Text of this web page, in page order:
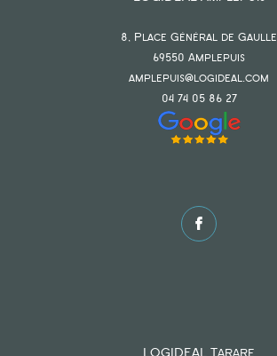
8, Place Général de Gaulle
69550 amplepuis
amplepuis@logideal.com
04 74 05 86 27
LOGIDEAL Tarare